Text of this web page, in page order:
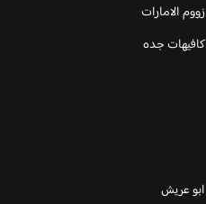
زووم الامارات
كافيهات جده
ابو عريش